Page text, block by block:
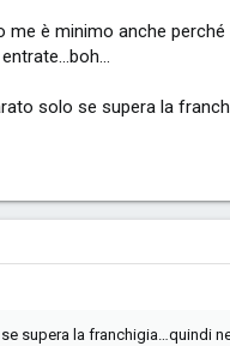
è minimo anche
solo se supera la
supera la franchigia…quindi